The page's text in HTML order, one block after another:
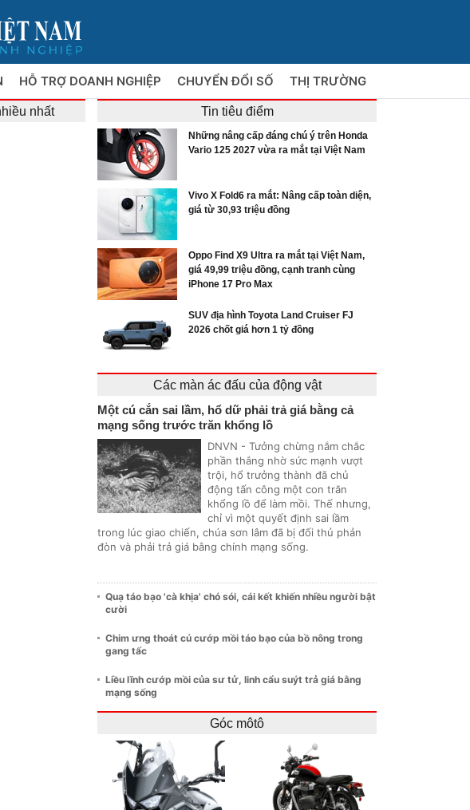
HỖ TRỢ DOANH NGHIỆP CHUYỂN ĐỔI SỐ THỊ TRƯỜNG
nhất Tin tiêu điểm
Những nâng cấp đáng chú ý trên Honda
Vario 125 2027 vừa ra mắt tại Việt Nam
Vivo X Fold6 ra mắt: Nâng cấp toàn diện,
giá từ 30,93 triệu đồng
Oppo Find X9 Ultra ra mắt tại Việt Nam,
giá 49,99 triệu đồng, cạnh tranh cùng
iPhone 17 Pro Max
SUV địa hình Toyota Land Cruiser FJ
2026 chốt giá hơn 1 tỷ đồng
Các màn ác đấu của động vật
Một cú cắn sai lầm, hổ dữ phải trả giá bằng cả
mạng sống trước trăn khổng lồ
DNVN - Tưởng chừng nắm chắc
phần thắng nhờ sức mạnh vượt
trội, hổ trưởng thành đã chủ
động tấn công một con trăn
khổng lồ để làm mồi. Thế nhưng,
chỉ vì một quyết định sai lầm
trong lúc giao chiến, chúa sơn lâm đã bị đối thủ phản
đòn và phải trả giá bằng chính mạng sống.
Quạ táo bạo 'cà khịa' chó sói, cái kết khiến nhiều người bật
cười
Chim ưng thoát cú cướp mồi táo bạo của bồ nông trong
gang tấc
Liều lĩnh cướp mồi của sư tử, linh cẩu suýt trả giá bằng
mạng sống
Góc môtô